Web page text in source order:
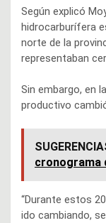
Según explicó
hidrocarburífera
norte de la
representaban
Sin embargo, en
productivo
cronograma
“Durante estos
ido cambiando,